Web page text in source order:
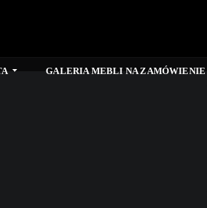
GALERIA MEBLI NA ZAMÓWIENIE